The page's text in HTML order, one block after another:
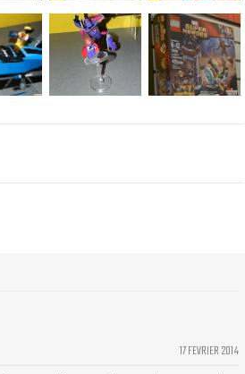
17 FEVRIER 2014